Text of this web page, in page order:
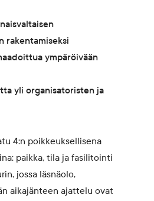
rakentamiseksi
ympäröivään
yli organisatoristen ja
4:n poikkeuksellisena
paikka, tila ja fasilitointi
jossa läsnäolo,
aikajänteen ajattelu ovat